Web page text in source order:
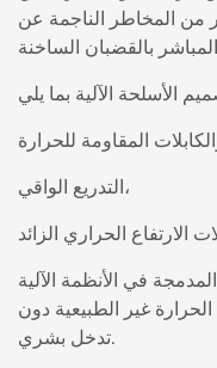
من المخاطر الناجمة عن
التدريع الواقي،
في الأنظمة الآلية
غير الطبيعية دون
تدخل بشري.